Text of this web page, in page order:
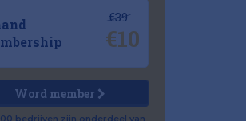
€39
€10
Word member
bedrijven zijn onderdeel van